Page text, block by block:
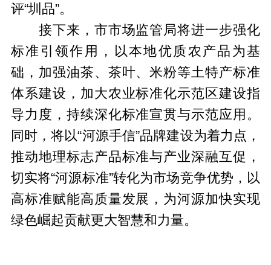
评“圳品”。
接下来，市市场监管局将进一步强化
标准引领作用，以本地优质农产品为基
础，加强油茶、茶叶、米粉等土特产标准
体系建设，加大农业标准化示范区建设指
导力度，持续深化标准宣贯与示范应用。
同时，将以“河源手信”品牌建设为着力点，
推动地理标志产品标准与产业深融互促，
切实将“河源标准”转化为市场竞争优势，以
高标准赋能高质量发展，为河源加快实现
绿色崛起贡献更大智慧和力量。